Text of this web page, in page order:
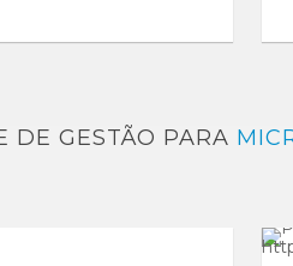
DE GESTÃO PARA